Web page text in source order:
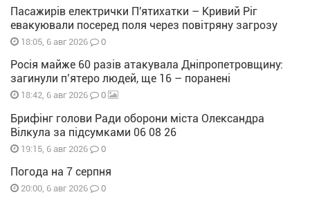
Пасажирів електрички П'ятихатки – Кривий Ріг
евакуювали посеред поля через повітряну загрозу
18:05, 6 авг 2026 0
Росія майже 60 разів атакувала Дніпропетровщину:
загинули п’ятеро людей, ще 16 – поранені
18:42, 6 авг 2026 0
Брифінг голови Ради оборони міста Олександра
Вілкула за підсумками 06 08 26
19:15, 6 авг 2026 0
Погода на 7 серпня
20:00, 6 авг 2026 0